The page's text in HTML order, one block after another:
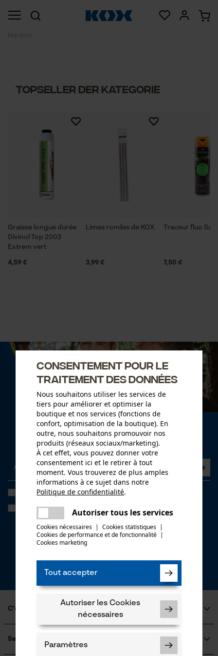
Topseller der Kategorie
Graisse longue durée
Divinol Top 2003
Extrem vert
4,59 €
Limes rondes de KOX
3,99 €
Traceur fluo
7,50 €
Newsletter
Abonnez-vous maintenant à la newsletter
J'ai lu lapolitique de confidentialitéet je l'accepte. *
Si vous acceptez le tracking personnalisé, nous pourrons vous faire
parvenir des offres promotionnelles personnalisées dans notre
newsletter. Vos coordonnées ne seront pas transmises à des tiers.
Vous pourrez retirer votre consentement à tout moment sur simple
clic; pour ce faire, chaque newsletter affiche un lien tout en bas de
* Champs obligatoires
*** Valable à partir d'un montant de 100,- €
C'est KOX
Qui sommes-nous?
Engagement social
Guide pratique
Service
Consentement pour le
traitement des données
Nous souhaitons utiliser les services de
tiers pour améliorer et optimiser la
boutique et nos services (fonctions de
confort, optimisation de la boutique). En
outre, nous souhaitons promouvoir nos
produits (réseaux sociaux/marketing).
À cet effet, vous pouvez donner votre
consentement ici et le retirer à tout
moment. Vous trouverez de plus amples
informations à ce sujet dans notre
Politique de confidentialité.
Autoriser tous les services
Cookies nécessaires | Cookies statistiques |
Cookies de performance et de fonctionnalité |
Cookies marketing
Tout accepter
Autoriser les Cookies
nécessaires
Paramètres
Une erreur s'est produite. Veuillez
essayer encore.
partager
partager
mail